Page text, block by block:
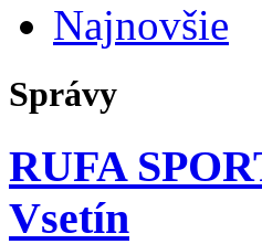
Najnovšie
Správy
RUFA
Vsetín